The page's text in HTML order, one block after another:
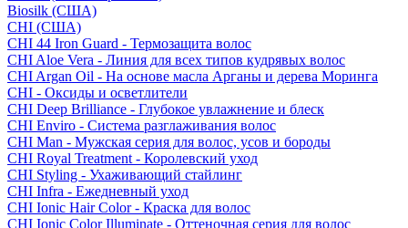
Biosilk (США)
CHI (США)
CHI 44 Iron Guard - Термозащита волос
CHI Aloe Vera - Линия для всех типов кудрявых волос
CHI Argan Oil - На основе масла Арганы и дерева Моринга
CHI - Оксиды и осветлители
CHI Deep Brilliance - Глубокое увлажнение и блеск
CHI Enviro - Система разглаживания волос
CHI Man - Мужская серия для волос, усов и бороды
CHI Royal Treatment - Королевский уход
CHI Styling - Ухаживающий стайлинг
CHI Infra - Ежедневный уход
CHI Ionic Hair Color - Краска для волос
CHI Ionic Color Illuminate - Оттеночная серия для волос